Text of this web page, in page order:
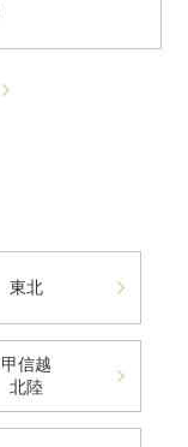
東北
甲信越
北陸